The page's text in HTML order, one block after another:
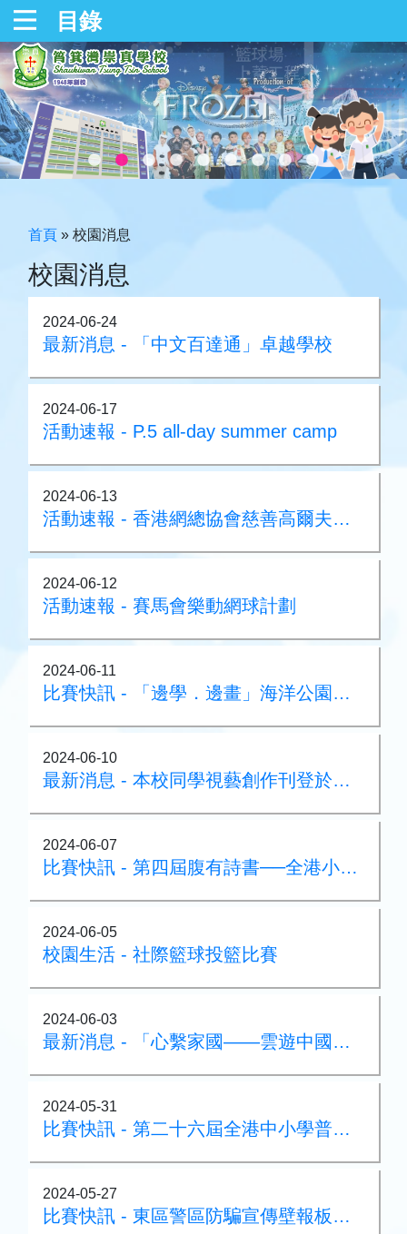
目錄
首頁 » 校園消息
校園消息
2024-06-24
最新消息 - 「中文百達通」卓越學校
2024-06-17
活動速報 - P.5 all-day summer camp
2024-06-13
活動速報 - 香港網總協會慈善高爾夫球賽2024
2024-06-12
活動速報 - 賽馬會樂動網球計劃
2024-06-11
比賽快訊 - 「邊學．邊畫」海洋公園繪畫比賽獲獎
2024-06-10
最新消息 - 本校同學視藝創作刊登於《親子王SMART PARENTS 》No. 729-創意貼堂區
2024-06-07
比賽快訊 - 第四屆腹有詩書──全港小學校際中國語文常識問答比賽
2024-06-05
校園生活 - 社際籃球投籃比賽
2024-06-03
最新消息 - 「心繫家國——雲遊中國名勝古蹟虛擬實景設計比賽」成果展
2024-05-31
比賽快訊 - 第二十六屆全港中小學普通話演講比賽港島區亞軍
2024-05-27
比賽快訊 - 東區警區防騙宣傳壁報板設計比賽殿軍